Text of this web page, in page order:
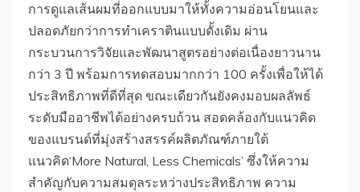
การดูแลเส้นผมที่ออกแบบมาให้ทั้งความอ่อนโยนและ
ปลอดภัยกว่าการทำเคราตินแบบดั้งเดิม ผ่าน
กระบวนการวิจัยและพัฒนาสูตรอย่างต่อเนื่องยาวนาน
กว่า 3 ปี พร้อมการทดสอบมากกว่า 100 ครั้งเพื่อให้ได้
ประสิทธิภาพที่ดีที่สุด ขณะเดียวกันยังคงมอบผลลัพธ์
ระดับมืออาชีพได้อย่างครบถ้วน สอดคล้องกับแนวคิด
ของแบรนด์ที่มุ่งสร้างสรรค์ผลิตภัณฑ์ภายใต้
แนวคิด‘More Natural, Less Chemicals’ ซึ่งให้ความ
สำคัญกับความสมดุลระหว่างประสิทธิภาพ ความ